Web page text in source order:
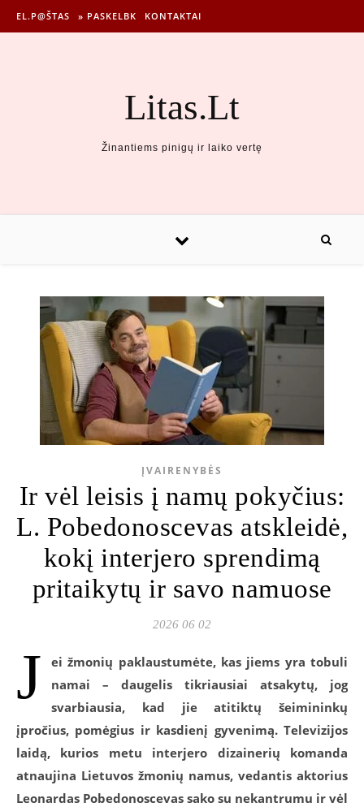
EL.P@ŠTAS » PASKELBK KONTAKTAI
Litas.Lt
Žinantiems pinigų ir laiko vertę
ĮVAIRENYBĖS
Ir vėl leisis į namų pokyčius:
L. Pobedonoscevas atskleidė,
kokį interjero sprendimą
pritaikytų ir savo namuose
2026 06 02
J
ei žmonių paklaustumėte, kas jiems yra tobuli
namai – daugelis tikriausiai atsakytų, jog
svarbiausia, kad jie atitiktų šeimininkų
įpročius, pomėgius ir kasdienį gyvenimą. Televizijos
laidą, kurios metu interjero dizainerių komanda
atnaujina Lietuvos žmonių namus, vedantis aktorius
Leonardas Pobedonoscevas sako su nekantrumu ir vėl